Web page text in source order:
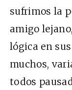
sufrimos la
amigo
lógica en
muchos,
todos